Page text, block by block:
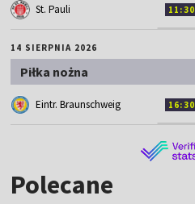
St. Pauli 11:30
14 SIERPNIA 2026
Piłka nożna
Eintr. Braunschweig 16:30
Polecane